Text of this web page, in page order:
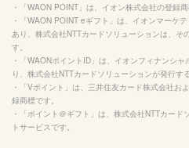
・「WAON POINT」は、イオン株式会社の登録商
・「WAON POINT eギフト」は、イオンマーケ
あり、株式会社NTTカードソリューションは、そ
す。
・「WAONポイントID」は、イオンフィナンシ
り、株式会社NTTカードソリューションが発行す
・「Vポイント」は、三井住友カード株式会社お
録商標です。
・「ポイント＠ギフト」は、株式会社NTTカー
トサービスです。